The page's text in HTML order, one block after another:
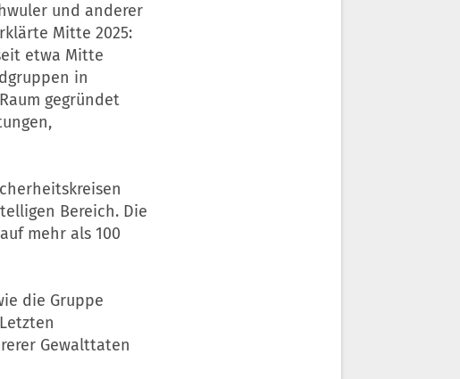
und anderer
Mitte 2025:
etwa Mitte
in
gegründet
Bereich. Die
mehr als 100
die Gruppe
Gewalttaten